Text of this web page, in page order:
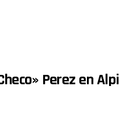
Perez en